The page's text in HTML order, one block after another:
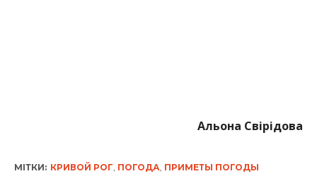
Альона Свірідова
МІТКИ: КРИВОЙ РОГ, ПОГОДА, ПРИМЕТЫ ПОГОДЫ